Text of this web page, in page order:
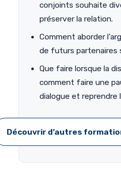
conjoints souhaite
préserver la relation.
Comment aborder
de futurs partenaires
Que faire lorsque la
comment faire une
dialogue et reprendre
Découvrir d’autres